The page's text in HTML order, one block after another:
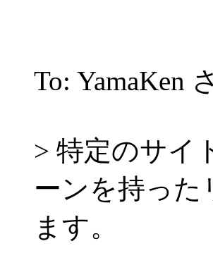
To: YamaKen
> 特定のサイ
ーンを持っ
ます。